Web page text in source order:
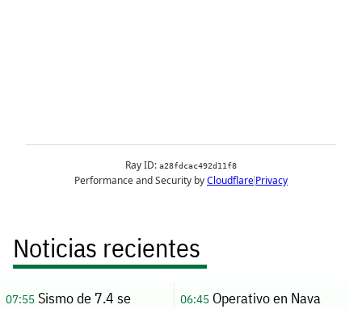
Noticias recientes
07:55Sismo de 7.4 se
06:45Operativo en Nava